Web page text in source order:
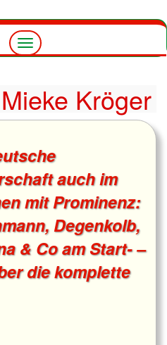
Navigation
umschalten
Mieke Kröger
auch im
mit Prominenz:
Degenkolb,
& Co am Start- –
die komplette